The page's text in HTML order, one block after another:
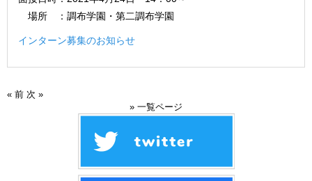
場所 ：調布学園・第二調布学園
インターン募集のお知らせ
« 前 次 »
» 一覧ページ